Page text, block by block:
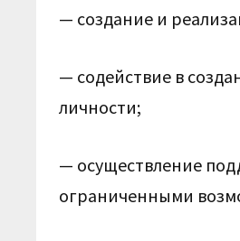
— создание и
— содействие в
личности;
— осуществление
ограниченными